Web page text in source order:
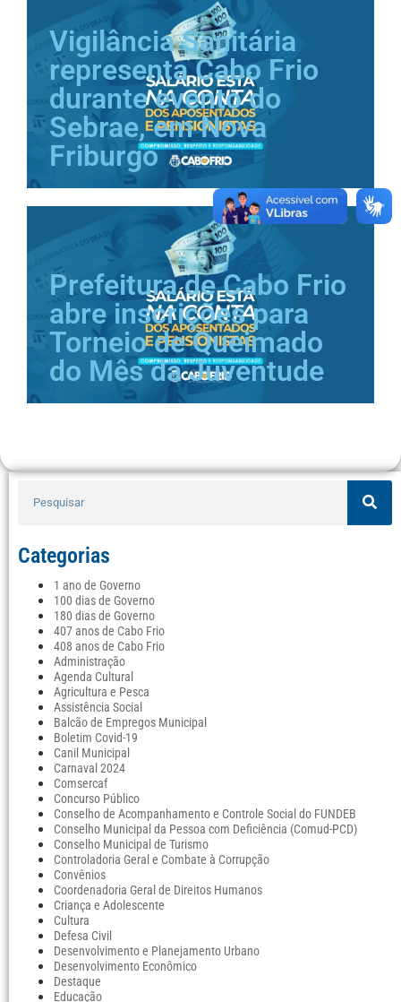
Vigilância Sanitária
representa Cabo Frio
durante evento do
Sebrae, em Nova
Friburgo
Prefeitura de Cabo Frio
abre inscrições para
Torneio de Queimado
do Mês da Juventude
Categorias
1 ano de Governo
100 dias de Governo
180 dias de Governo
407 anos de Cabo Frio
408 anos de Cabo Frio
Administração
Agenda Cultural
Agricultura e Pesca
Assistência Social
Balcão de Empregos Municipal
Boletim Covid-19
Canil Municipal
Carnaval 2024
Comsercaf
Concurso Público
Conselho de Acompanhamento e Controle Social do FUNDEB
Conselho Municipal da Pessoa com Deficiência (Comud-PCD)
Conselho Municipal de Turismo
Controladoria Geral e Combate à Corrupção
Convênios
Coordenadoria Geral de Direitos Humanos
Criança e Adolescente
Cultura
Defesa Civil
Desenvolvimento e Planejamento Urbano
Desenvolvimento Econômico
Destaque
Educação